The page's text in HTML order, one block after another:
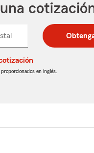
postal
de
postal
de
en inglés.